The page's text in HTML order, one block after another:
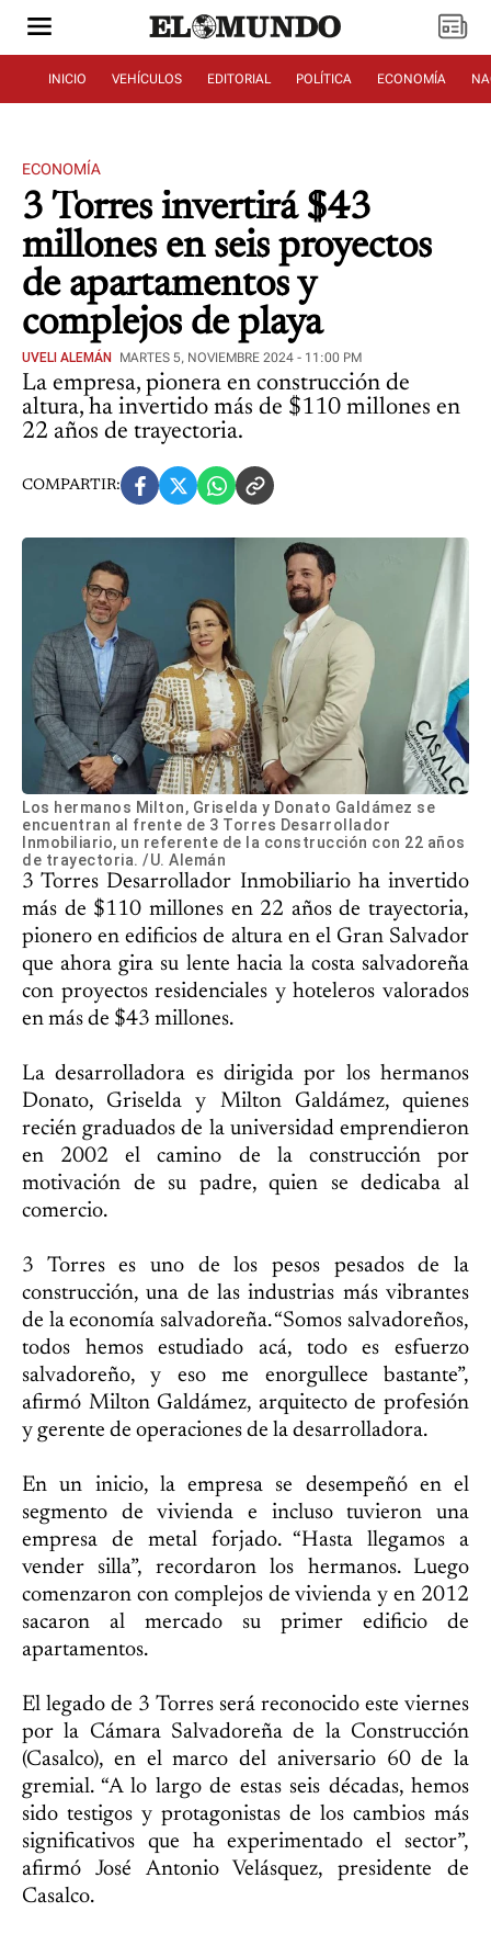
INICIO VEHÍCULOS EDITORIAL POLÍTICA ECONOMÍA
ECONOMÍA
3 Torres invertirá $43
millones en seis proyectos
de apartamentos y
complejos de playa
UVELI ALEMÁN MARTES 5, NOVIEMBRE 2024 - 11:00 PM
La empresa, pionera en construcción de
altura, ha invertido más de $110 millones en
22 años de trayectoria.
COMPARTIR:
Los hermanos Milton, Griselda y Donato Galdámez se
encuentran al frente de 3 Torres Desarrollador
Inmobiliario, un referente de la construcción con 22 años
de trayectoria. /U. Alemán
3 Torres Desarrollador Inmobiliario ha invertido
más de $110 millones en 22 años de trayectoria,
pionero en edificios de altura en el Gran Salvador
que ahora gira su lente hacia la costa salvadoreña
con proyectos residenciales y hoteleros valorados
en más de $43 millones.
La desarrolladora es dirigida por los hermanos
Donato, Griselda y Milton Galdámez, quienes
recién graduados de la universidad emprendieron
en 2002 el camino de la construcción por
motivación de su padre, quien se dedicaba al
comercio.
3 Torres es uno de los pesos pesados de la
construcción, una de las industrias más vibrantes
de la economía salvadoreña. “Somos salvadoreños,
todos hemos estudiado acá, todo es esfuerzo
salvadoreño, y eso me enorgullece bastante”,
afirmó Milton Galdámez, arquitecto de profesión
y gerente de operaciones de la desarrolladora.
En un inicio, la empresa se desempeñó en el
segmento de vivienda e incluso tuvieron una
empresa de metal forjado. “Hasta llegamos a
vender silla”, recordaron los hermanos. Luego
comenzaron con complejos de vivienda y en 2012
sacaron al mercado su primer edificio de
apartamentos.
El legado de 3 Torres será reconocido este viernes
por la Cámara Salvadoreña de la Construcción
(Casalco), en el marco del aniversario 60 de la
gremial. “A lo largo de estas seis décadas, hemos
sido testigos y protagonistas de los cambios más
significativos que ha experimentado el sector”,
afirmó José Antonio Velásquez, presidente de
Casalco.